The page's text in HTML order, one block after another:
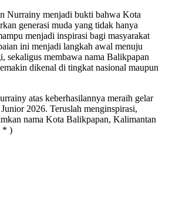
Nurrainy menjadi bukti bahwa Kota
generasi muda yang tidak hanya
menjadi inspirasi bagi masyarakat
ini menjadi langkah awal menuju
sekaligus membawa nama Balikpapan
dikenal di tingkat nasional maupun
atas keberhasilannya meraih gelar
2026. Teruslah menginspirasi,
nama Kota Balikpapan, Kalimantan
* )